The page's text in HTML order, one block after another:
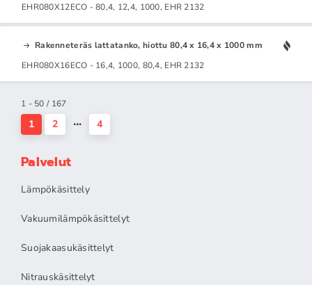
EHR080X12ECO - 80,4, 12,4, 1000, EHR 2132
Rakenneteräs lattatanko, hiottu 80,4 x 16,4 x 1000 mm
EHR080X16ECO - 16,4, 1000, 80,4, EHR 2132
1 - 50 / 167
1 2 4
Palvelut
Lämpökäsittely
Vakuumilämpökäsittelyt
Suojakaasukäsittelyt
Nitrauskäsittelyt